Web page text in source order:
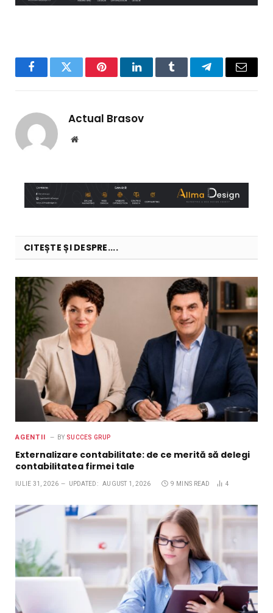
FacebookTwitter PinterestLinkedInTumblr TelegramEmail
Actual Brasov
Website
CITEȘTE ȘI DESPRE....
AGENTII BY SUCCES GRUP
Externalizare contabilitate: de ce merită să delegi
contabilitatea firmei tale
IULIE 31, 2026 UPDATED: AUGUST 1, 2026 9 MINS READ 4